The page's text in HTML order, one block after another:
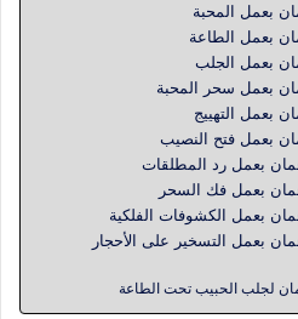
بعمل المحبة
بعمل الطاعة
بعمل الجلب
بعمل سحر المحبة
بعمل التهييج
بعمل فتح النصيب
بعمل رد المطلقات
بعمل فك السحر
بعمل الكشوفات الفلكية
بعمل التسخير على الأحجار
لجلب الحبيب تحت الطاعة